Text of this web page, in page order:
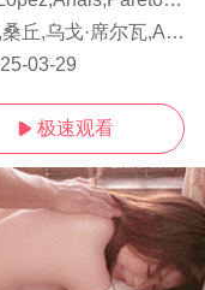
纳乔·弗雷斯内达,玛卡莲娜·加西亚,卡耶塔娜·吉恩·库尔沃,Jai
03-29
 极速观看